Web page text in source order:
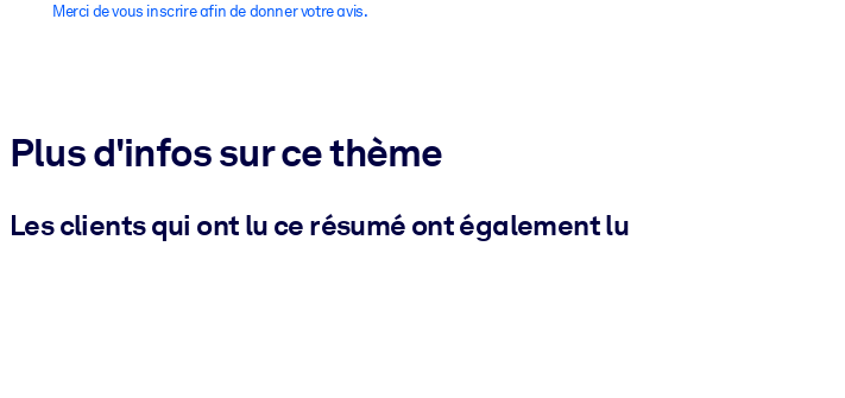
Merci de vous inscrire afin de donner votre avis.
Plus d'infos sur ce thème
Les clients qui ont lu ce résumé ont également lu